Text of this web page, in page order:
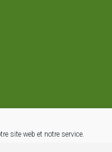
site web et notre service.